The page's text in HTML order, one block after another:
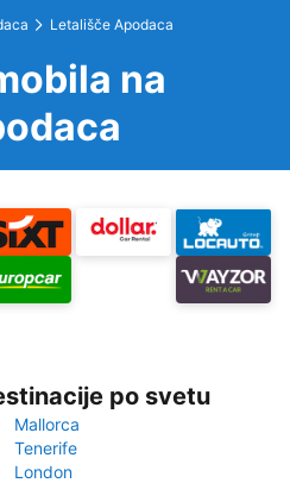
Letališče Apodaca
na
po svetu
Mallorca
Tenerife
London